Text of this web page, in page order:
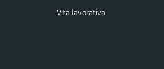
Vita lavorativa